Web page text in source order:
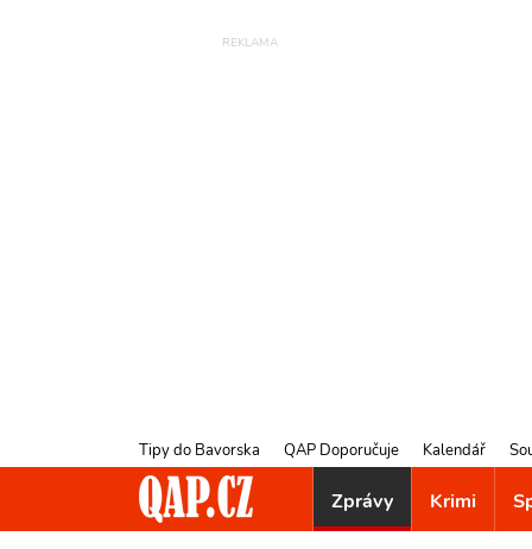
Tipy do Bavorska QAP Doporučuje Kalendář
Zprávy Krimi